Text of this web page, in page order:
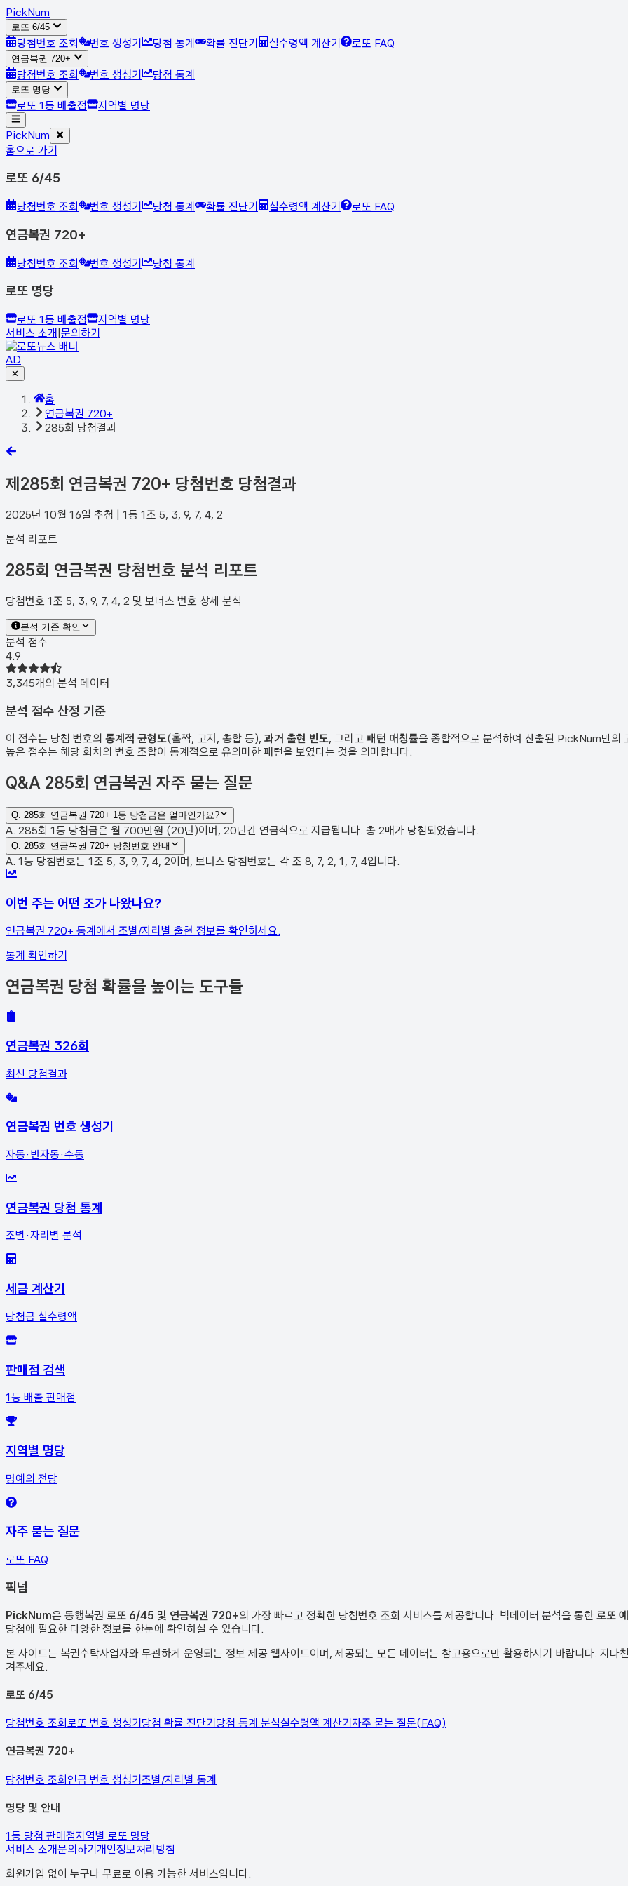
PickNum
로또 6/45
당첨번호 조회 번호 생성기 당첨 통계 확률 진단기 실수령액 계산기 로또 FAQ
연금복권 720+
당첨번호 조회 번호 생성기 당첨 통계
로또 명당
로또 1등 배출점 지역별 명당
PickNum
홈으로 가기
로또 6/45
당첨번호 조회 번호 생성기 당첨 통계 확률 진단기 실수령액 계산기 로또 FAQ
연금복권 720+
당첨번호 조회 번호 생성기 당첨 통계
로또 명당
로또 1등 배출점
지역별 명당
서비스 소개|문의하기
AD
✕
홈
연금복권 720+
285회 당첨결과
제285회 연금복권 720+ 당첨번호 당첨결과
2025년 10월 16일 추첨 | 1등 1 조 5, 3, 9, 7, 4, 2
분석 리포트
285회 연금복권 당첨번호 분석 리포트
당첨번호 1조 5, 3, 9, 7, 4, 2 및 보너스 번호 상세 분석
분석 기준 확인
분석 점수
4.9
3,345개의 분석 데이터
분석 점수 산정 기준
이 점수는 당첨 번호의 통계적 균형도(홀짝, 고저, 총합 등), 과거 출현 빈도, 그리고 패턴 매칭률을 종합적으로 분석하여 산출된 PickNum만의
높은 점수는 해당 회차의 번호 조합이 통계적으로 유의미한 패턴을 보였다는 것을 의미합니다.
Q&A 285회 연금복권 자주 묻는 질문
Q. 285회 연금복권 720+ 1등 당첨금은 얼마인가요?
A. 285회 1등 당첨금은 월 700만원 (20년)이며, 20년간 연금식으로 지급됩니다. 총 2매가 당첨되었습니다.
Q. 285회 연금복권 720+ 당첨번호 안내
A. 1등 당첨번호는 1조 5, 3, 9, 7, 4, 2이며, 보너스 당첨번호는 각 조 8, 7, 2, 1, 7, 4입니다.
이번 주는 어떤 조가 나왔나요?
연금복권 720+ 통계에서 조별/자리별 출현 정보를 확인하세요.
통계 확인하기
연금복권 당첨 확률을 높이는 도구들
연금복권 326회
최신 당첨결과
연금복권 번호 생성기
자동·반자동·수동
연금복권 당첨 통계
조별·자리별 분석
세금 계산기
당첨금 실수령액
판매점 검색
1등 배출 판매점
지역별 명당
명예의 전당
자주 묻는 질문
로또 FAQ
픽넘
PickNum은 동행복권 로또 6/45 및 연금복권 720+의 가장 빠르고 정확한 당첨번호 조회 서비스를 제공합니다. 빅데이터 분석을 통한 로또
당첨에 필요한 다양한 정보를 한눈에 확인하실 수 있습니다.
본 사이트는 복권수탁사업자와 무관하게 운영되는 정보 제공 웹사이트이며, 제공되는 모든 데이터는 참고용으로만 활용하시기 바랍니다. 지
겨주세요.
로또 6/45
당첨번호 조회로또 번호 생성기당첨 확률 진단기당첨 통계 분석실수령액 계산기자주 묻는 질문(FAQ)
연금복권 720+
당첨번호 조회연금 번호 생성기조별/자리별 통계
명당 및 안내
1등 당첨 판매점지역별 로또 명당
서비스 소개문의하기 개인정보처리방침
회원가입 없이 누구나 무료로 이용 가능한 서비스입니다.